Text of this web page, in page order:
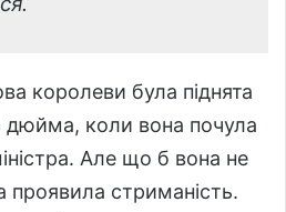
королеви була піднята
дюйма, коли вона почула
Але що б вона не
проявила стриманість.